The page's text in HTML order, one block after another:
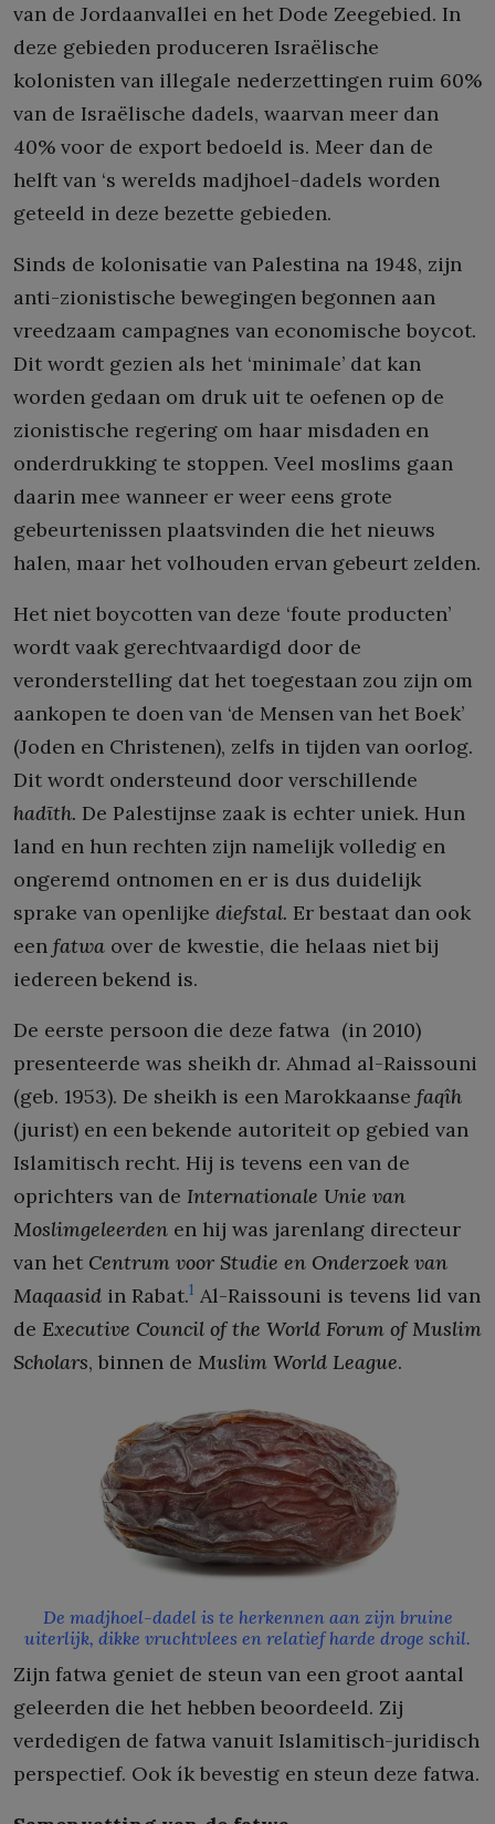
van de Jordaanvallei en het Dode Zeegebied. In
deze gebieden produceren Israëlische
kolonisten van illegale nederzettingen ruim 60%
van de Israëlische dadels, waarvan meer dan
40% voor de export bedoeld is. Meer dan de
helft van ‘s werelds madjhoel-dadels worden
geteeld in deze bezette gebieden.
Sinds de kolonisatie van Palestina na 1948, zijn
anti-zionistische bewegingen begonnen aan
vreedzaam campagnes van economische boycot.
Dit wordt gezien als het ‘minimale’ dat kan
worden gedaan om druk uit te oefenen op de
zionistische regering om haar misdaden en
onderdrukking te stoppen. Veel moslims gaan
daarin mee wanneer er weer eens grote
gebeurtenissen plaatsvinden die het nieuws
halen, maar het volhouden ervan gebeurt zelden.
Het niet boycotten van deze ‘foute producten’
wordt vaak gerechtvaardigd door de
veronderstelling dat het toegestaan zou zijn om
aankopen te doen van ‘de Mensen van het Boek’
(Joden en Christenen), zelfs in tijden van oorlog.
Dit wordt ondersteund door verschillende
hadīth. De Palestijnse zaak is echter uniek. Hun
land en hun rechten zijn namelijk volledig en
ongeremd ontnomen en er is dus duidelijk
sprake van openlijke diefstal. Er bestaat dan ook
een fatwa over de kwestie, die helaas niet bij
iedereen bekend is.
De eerste persoon die deze fatwa (in 2010)
presenteerde was sheikh dr. Ahmad al-Raissouni
(geb. 1953). De sheikh is een Marokkaanse faqîh
(jurist) en een bekende autoriteit op gebied van
Islamitisch recht. Hij is tevens een van de
oprichters van de Internationale Unie van
Moslimgeleerden en hij was jarenlang directeur
van het Centrum voor Studie en Onderzoek van
Maqaasid in Rabat.1 Al-Raissouni is tevens lid van
de Executive Council of the World Forum of Muslim
Scholars, binnen de Muslim World League.
De madjhoel-dadel is te herkennen aan zijn bruine
uiterlijk, dikke vruchtvlees en relatief harde droge schil.
Zijn fatwa geniet de steun van een groot aantal
geleerden die het hebben beoordeeld. Zij
verdedigen de fatwa vanuit Islamitisch-juridisch
perspectief. Ook ík bevestig en steun deze fatwa.